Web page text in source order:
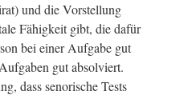
und die Vorstellung
Fähigkeit gibt, die dafür
bei einer Aufgabe gut
gut absolviert.
dass senorische Tests